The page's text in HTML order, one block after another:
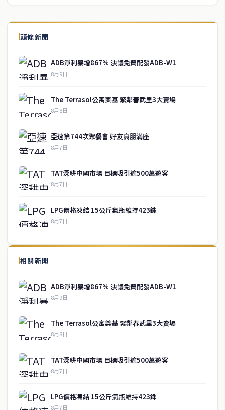
頭條新聞
ADB淨利暴增867% 決議免費配發ADB-W1
8月9日
The Terrasol公寓奠基 緊鄰春武里3大賣場
8月8日
亞速第744次聚餐會 好友高朋滿座
8月7日
TAT深耕中國市場 目標吸引逾500萬遊客
8月7日
LPG價格凍結 15公斤氣瓶維持423銖
8月7日
相關新聞
ADB淨利暴增867% 決議免費配發ADB-W1
8月9日
The Terrasol公寓奠基 緊鄰春武里3大賣場
8月8日
TAT深耕中國市場 目標吸引逾500萬遊客
8月7日
LPG價格凍結 15公斤氣瓶維持423銖
8月7日
泰國中文新聞（TCN）是一家總部設於曼谷的中文新聞媒體，致力於
報導泰國當地政治、經濟、華人社群與社會時事，為在泰華人讀者提
供即時、客觀、多元的中文新聞內容。
快速連結
即時
政治
綜合
工商
service@thaichinesenews.com ↑ 回到頂端